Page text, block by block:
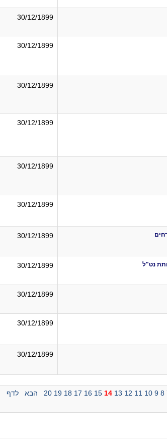
30/12/1899
30/12/1899
30/12/1899
30/12/1899
30/12/1899
30/12/1899
30/12/1899
30/12/1899
30/12/1899
30/12/1899
30/12/1899
8
9
10
11
12
13
14
15
16
17
18
19
20 הבא
לדף